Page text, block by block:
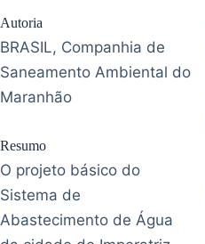
Autoria
BRASIL, Companhia de
Saneamento Ambiental do
Maranhão
Resumo
O projeto básico do
Sistema de
Abastecimento de Água